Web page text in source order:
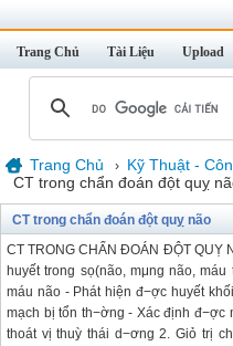
Trang Chủ Tài Liệu Upload
Trang Chủ › Kỹ Thuật -
CT trong chẩn đoán đột quỵ
CT trong chẩn đoán đột quỵ não
CT TRONG CHẨN ĐOÁN ĐỘT QUỴ
huyết trong sọ(não, mμng não,
máu não - Phát hiện đ−ợc huyết
mạch bị tổn th−ờng - Xác định đ−ợc
thoát vị thuỳ thái d−ơng 2. Giỏ trị